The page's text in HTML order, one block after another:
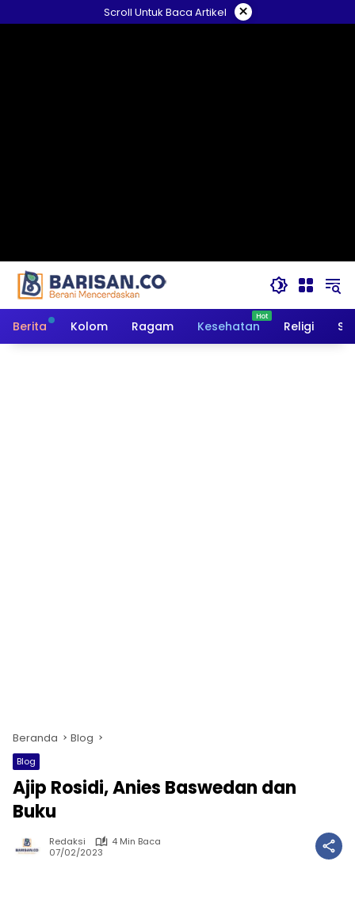
ke
Scroll Untuk Baca Artikel ×
Berita Kolom Ragam Kesehatan Religi
Beranda Blog
Blog
Ajip Rosidi, Anies Baswedan dan
Buku
Redaksi
4 Min Baca
07/02/2023